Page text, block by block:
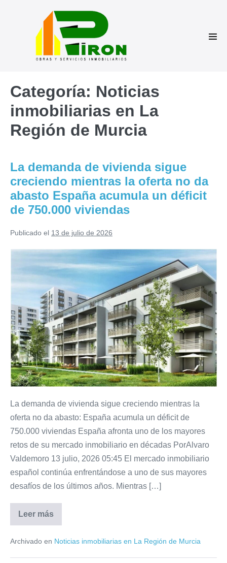
Categoría: Noticias
inmobiliarias en La
Región de Murcia
La demanda de vivienda sigue
creciendo mientras la oferta no da
abasto España acumula un déficit
de 750.000 viviendas
Publicado el 13 de julio de 2026
demanda
de
sigue
creciendo
mientras
la
oferta
no
abasto
España
acumula
un
déficit
de
750.000
viviendas
La demanda de vivienda sigue creciendo mientras la
oferta no da abasto: España acumula un déficit de
750.000 viviendas España afronta uno de los mayores
retos de su mercado inmobiliario en décadas PorAlvaro
Valdemoro 13 julio, 2026 05:45 El mercado inmobiliario
español continúa enfrentándose a uno de sus mayores
desafíos de los últimos años. Mientras […]
Leer más
La
demanda
vivienda
creciendo
Archivado en Noticias inmobiliarias en La Región de Murcia